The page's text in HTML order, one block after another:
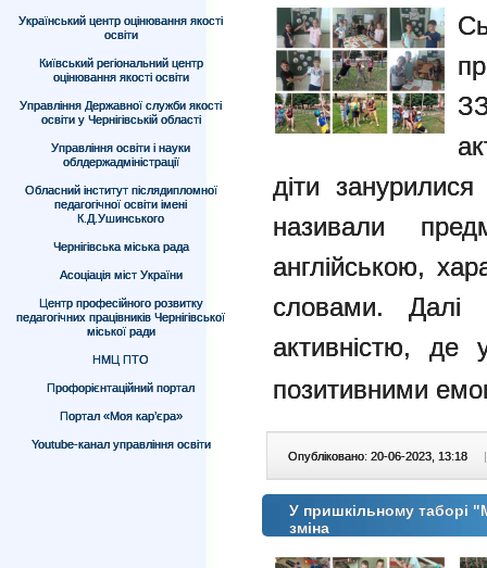
Український центр оцінювання якості
освіти
Київський регіональний центр
оцінювання якості освіти
Управління Державної служби якості
освіти у Чернігівській області
Управління освіти і науки
облдержадміністрації
Обласний інститут післядипломної
педагогічної освіти імені
К.Д.Ушинського
Чернігівська міська рада
Асоціація міст України
Центр професійного розвитку
педагогічних працівників Чернігівської
міської ради
НМЦ ПТО
Профорієнтаційний портал
Портал «Моя кар’єра»
Youtube-канал управління освіти
діти
називали
англійською,
словами. Далі
активністю, де
позитивними
Опубліковано: 20-06-2023, 13:18 |
У пришкільному таборі
зміна